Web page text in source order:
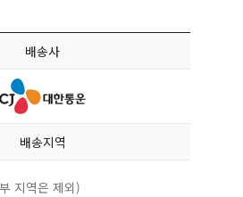
배송사
배송지역
지역은 제외)